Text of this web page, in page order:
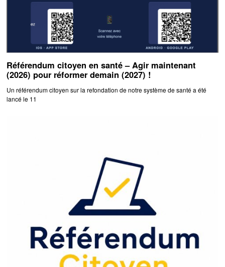
Référendum citoyen en santé – Agir maintenant
(2026) pour réformer demain (2027) !
Un référendum citoyen sur la refondation de notre système de santé a été
lancé le 11